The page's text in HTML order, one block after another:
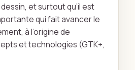
et surtout qu’il est
qui fait avancer le
à l’origine de
et technologies (GTK+,